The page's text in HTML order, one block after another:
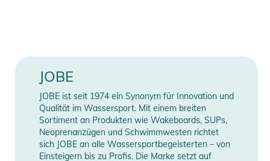
finden Sie direkt am Produkt.
Typ Gloves
Neoprendicke 2,5 mm
Erscheinungsjahr 2026
JOBE
JOBE ist seit 1974 ein Synonym für Innovation und
Qualität im Wassersport. Mit einem breiten
Sortiment an Produkten wie Wakeboards, SUPs,
Neoprenanzügen und Schwimmwesten richtet
sich JOBE an alle Wassersportbegeisterten – von
Einsteigern bis zu Profis. Die Marke setzt auf